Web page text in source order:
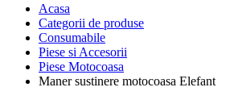
Acasa
Categorii de produse
Consumabile
Piese si Accesorii
Piese Motocoasa
Maner sustinere motocoasa Elefant